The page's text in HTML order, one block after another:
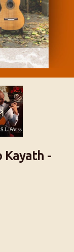
Kayath -